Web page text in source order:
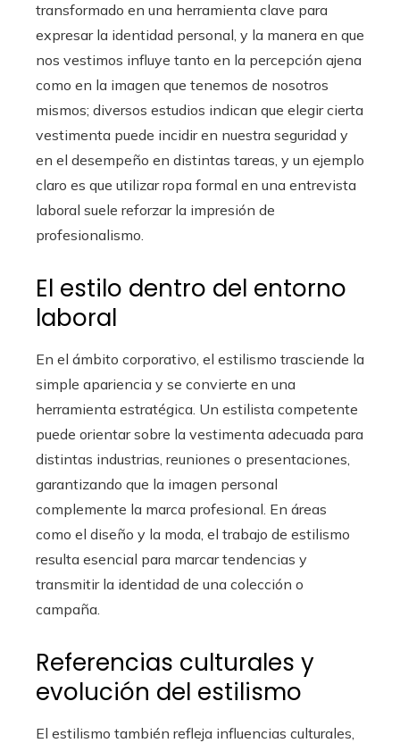
transformado en una herramienta clave para
expresar la identidad personal, y la manera en que
nos vestimos influye tanto en la percepción ajena
como en la imagen que tenemos de nosotros
mismos; diversos estudios indican que elegir cierta
vestimenta puede incidir en nuestra seguridad y
en el desempeño en distintas tareas, y un ejemplo
claro es que utilizar ropa formal en una entrevista
laboral suele reforzar la impresión de
profesionalismo.
El estilo dentro del entorno
laboral
En el ámbito corporativo, el estilismo trasciende la
simple apariencia y se convierte en una
herramienta estratégica. Un estilista competente
puede orientar sobre la vestimenta adecuada para
distintas industrias, reuniones o presentaciones,
garantizando que la imagen personal
complemente la marca profesional. En áreas
como el diseño y la moda, el trabajo de estilismo
resulta esencial para marcar tendencias y
transmitir la identidad de una colección o
campaña.
Referencias culturales y
evolución del estilismo
El estilismo también refleja influencias culturales,